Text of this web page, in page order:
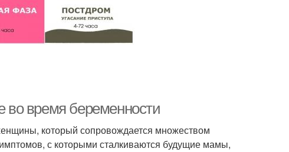
во время беременности
который сопровождается множеством
с которыми сталкиваются будущие мамы,